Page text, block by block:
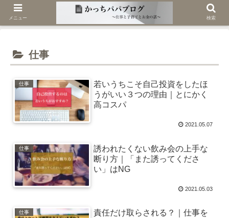
仕事
仕事
若いうちこそ自己投資をしたほ
うがいい３つの理由｜とにかく
高コスパ
2021.05.07
仕事
誘われたくない飲み会の上手な
断り方｜「また誘ってくださ
い」はNG
2021.05.03
仕事
責任だけ取らされる？｜仕事を
メニュー 検索